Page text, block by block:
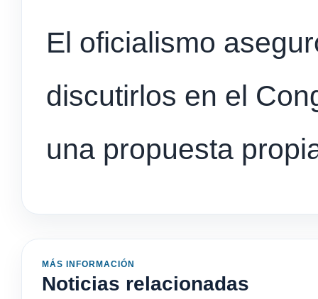
El oficialismo
discutirlos en el
una propuesta
MÁS INFORMACIÓN
Noticias relacionadas